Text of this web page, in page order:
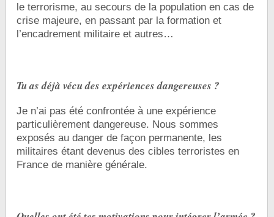
le terrorisme, au secours de la population en cas de
crise majeure, en passant par la formation et
l’encadrement militaire et autres…
Tu as déjà vécu des expériences dangereuses ?
Je n’ai pas été confrontée à une expérience
particulièrement dangereuse. Nous sommes
exposés au danger de façon permanente, les
militaires étant devenus des cibles terroristes en
France de manière générale.